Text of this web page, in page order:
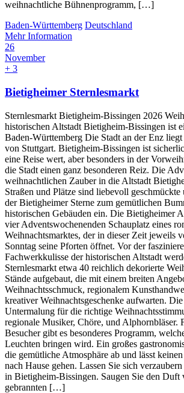
weihnachtliche Bühnenprogramm, […]
Baden-Württemberg Deutschland
Mehr Information
26
November
+ 3
Bietigheimer Sternlesmarkt
Sternlesmarkt Bietigheim-Bissingen 2026
historischen Altstadt Bietigheim-Bissingen ist
Baden-Württemberg Die Stadt an der Enz
von Stuttgart. Bietigheim-Bissingen ist
eine Reise wert, aber besonders in der
die Stadt einen ganz besonderen Reiz. Die
weihnachtlichen Zauber in die Altstadt
Straßen und Plätze sind liebevoll
der Bietigheimer Sterne zum gemütlichen
historischen Gebäuden ein. Die Bietigheimer
vier Adventswochenenden Schauplatz eines
Weihnachtsmarktes, der in dieser Zeit jeweils
Sonntag seine Pforten öffnet. Vor der
Fachwerkkulisse der historischen Altstadt
Sternlesmarkt etwa 40 reichlich dekorierte
Stände aufgebaut, die mit einem breiten
Weihnachtsschmuck, regionalem
kreativer Weihnachtsgeschenke aufwarten.
Untermalung für die richtige
regionale Musiker, Chöre, und Alphornbläser.
Besucher gibt es besonderes Programm,
Leuchten bringen wird. Ein großes
die gemütliche Atmosphäre ab und lässt
nach Hause gehen. Lassen Sie sich
in Bietigheim-Bissingen. Saugen Sie den
gebrannten […]